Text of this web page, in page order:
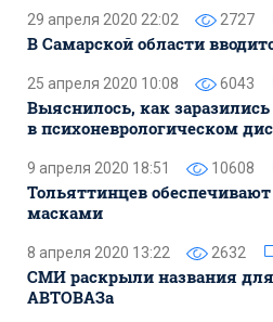
29 апреля 2020 22:02 2727
В Самарской области
25 апреля 2020 10:08 6043
Выяснилось, как
в психоневрологическом
9 апреля 2020 18:51 10608
Тольяттинцев
масками
8 апреля 2020 13:22 2632
СМИ раскрыли названия
АВТОВАЗа